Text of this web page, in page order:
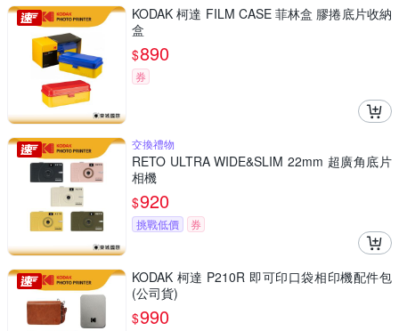
KODAK 柯達 FILM CASE 菲林盒 膠捲底片收納
盒
$890
券
交換禮物
RETO ULTRA WIDE&SLIM 22mm 超廣角底片
相機
$920
挑戰低價 券
KODAK 柯達 P210R 即可印口袋相印機配件包
(公司貨)
$990